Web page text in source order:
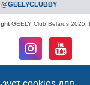
@GEELYCLUBBY
GEELY Club Belarus 2025|
Русская поддержка phpBB